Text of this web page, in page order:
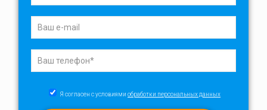
Я согласен с условиями обработки персональных данных